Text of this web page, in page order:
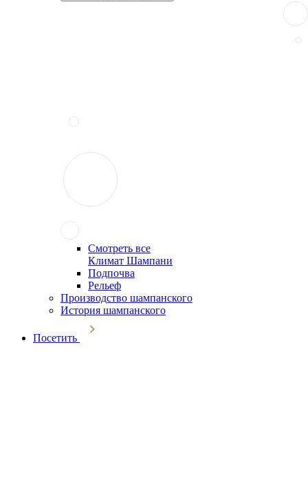
Смотреть все
Климат Шампани
Подпочва
Рельеф
Производство шампанского
История шампанского
Посетить